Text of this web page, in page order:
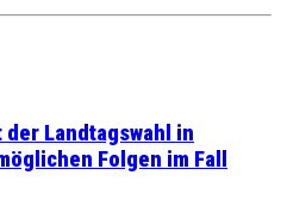
Landtagswahl in
Folgen im Fall